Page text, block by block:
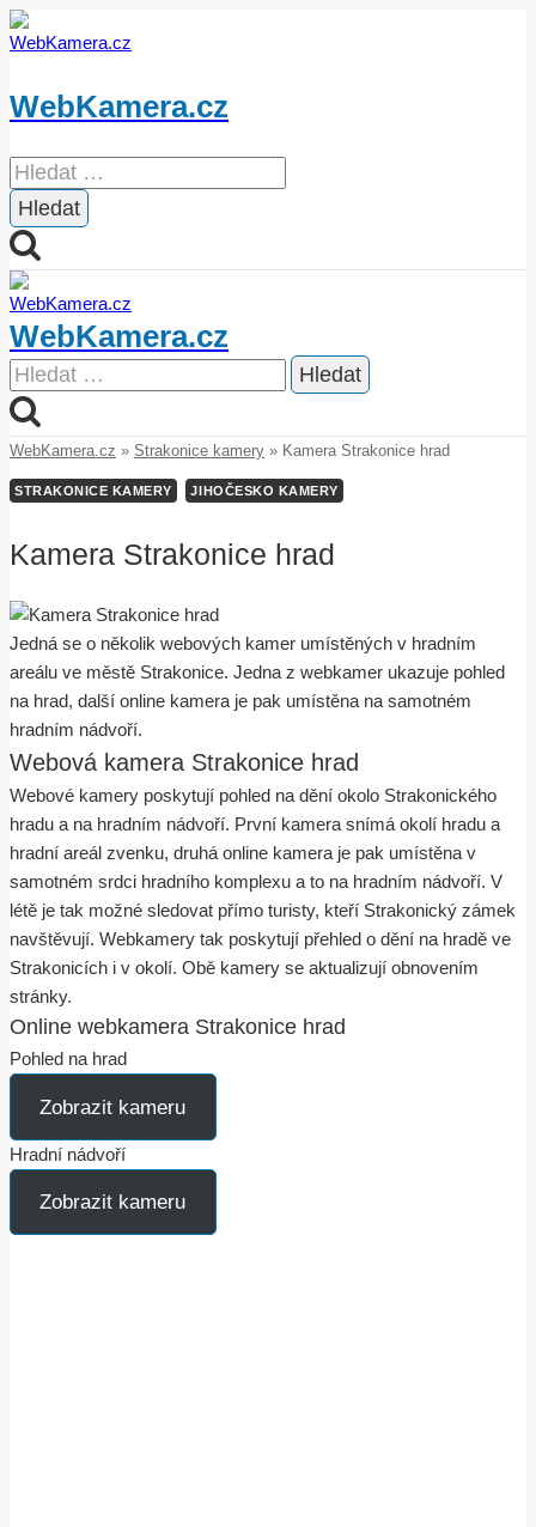
Přeskočit
na
WebKamera.cz
Vyhledávání
WebKamera.cz
Vyhledávání
WebKamera.cz » Strakonice kamery » Kamera Strakonice hrad
STRAKONICE KAMERY JIHOČESKO KAMERY
Kamera Strakonice hrad
Jedná se o několik webových kamer umístěných v hradním
areálu ve městě Strakonice. Jedna z webkamer ukazuje pohled
na hrad, další online kamera je pak umístěna na samotném
hradním nádvoří.
Webová kamera Strakonice hrad
Webové kamery poskytují pohled na dění okolo Strakonického
hradu a na hradním nádvoří. První kamera snímá okolí hradu a
hradní areál zvenku, druhá online kamera je pak umístěna v
samotném srdci hradního komplexu a to na hradním nádvoří. V
létě je tak možné sledovat přímo turisty, kteří Strakonický zámek
navštěvují. Webkamery tak poskytují přehled o dění na hradě ve
Strakonicích i v okolí. Obě kamery se aktualizují obnovením
stránky.
Online webkamera Strakonice hrad
Pohled na hrad
Zobrazit kameru
Hradní nádvoří
Zobrazit kameru